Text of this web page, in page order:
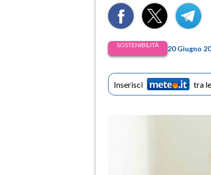
SOSTENIBILITÀ 20 Giugno
Inserisci tra